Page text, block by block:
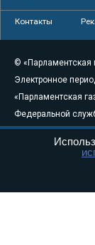
Контакты
© «Парламентская
Электронное
«Парламентская
Федеральной
связи,
массовых
Свидетельство о